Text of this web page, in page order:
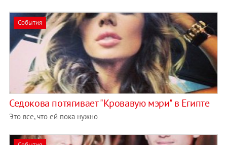
События
Седокова потягивает "Кровавую мэри" в Египте
Это все, что ей пока нужно